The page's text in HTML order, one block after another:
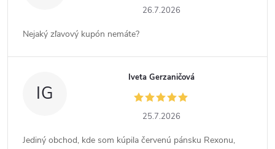
26.7.2026
Nejaký zľavový kupón nemáte?
IG
Iveta Gerzaničová
25.7.2026
Jediný obchod, kde som kúpila červenú pánsku Rexonu,